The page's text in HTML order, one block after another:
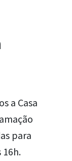
a Casa
para
16h.